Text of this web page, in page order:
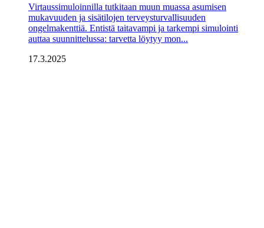
Virtaussimuloinnilla tutkitaan muun muassa asumisen
mukavuuden ja sisätilojen terveysturvallisuuden
ongelmakenttiä. Entistä taitavampi ja tarkempi simulointi
auttaa suunnittelussa: tarvetta löytyy mon...
17.3.2025